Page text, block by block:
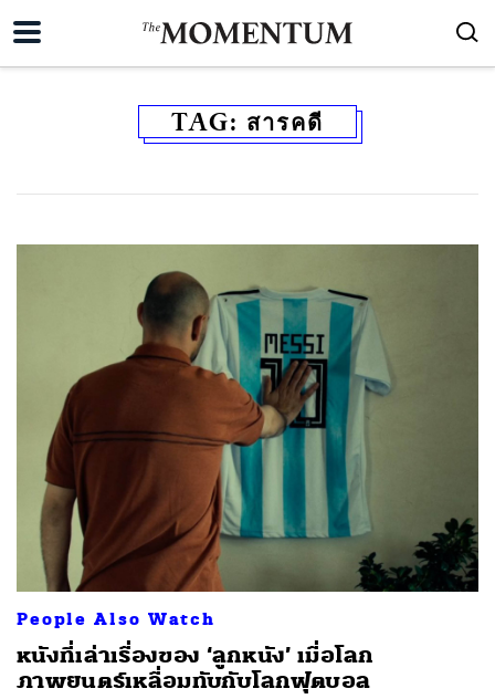
TAG: สารคดี
People Also Watch
หนังที่เล่าเรื่องของ ‘ลูกหนัง’ เมื่อโลก
ภาพยนตร์เหลื่อมทับกับโลกฟุตบอล